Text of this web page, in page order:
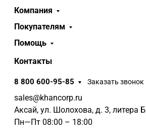
Компания
Покупателям
Помощь
Контакты
8 800 600-95-85 Заказать звонок
sales@khancorp.ru
Аксай, ул. Шолохова, д. 3, литера Б
Пн—Пт 08:00 – 18:00